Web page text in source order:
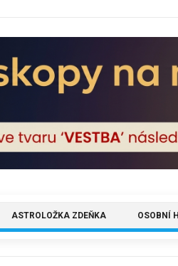
ASTROLOŽKA ZDEŇKA OSOBNÍ